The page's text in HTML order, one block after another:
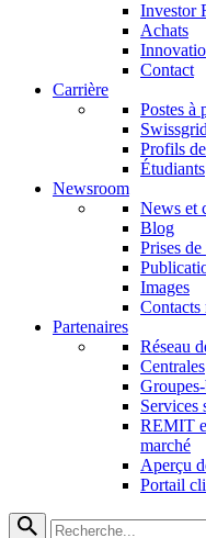
Investor
Achats
Contact
Carrière
Postes à
Profils
Étudiants
Newsroom
News et
Blog
Prises
Images
Contacts
Partenaires
Réseau
Centrales
Services
REMIT
marché
Aperçu
Portail